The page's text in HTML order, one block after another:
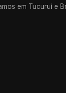
em Tucuruí e